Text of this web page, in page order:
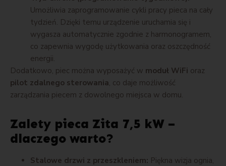
Umożliwia zaprogramowanie cykli pracy pieca na cały
tydzień. Dzięki temu urządzenie uruchamia się i
wygasza automatycznie zgodnie z harmonogramem,
co zapewnia wygodę użytkowania oraz oszczędność
energii.
Dodatkowo, piec można wyposażyć w moduł WiFi oraz
pilot zdalnego sterowania, co daje możliwość
zarządzania piecem z dowolnego miejsca w domu.
Zalety pieca Zita 7,5 kW –
dlaczego warto?
Stalowe drzwi z przeszkleniem: Piękna wizja ognia,